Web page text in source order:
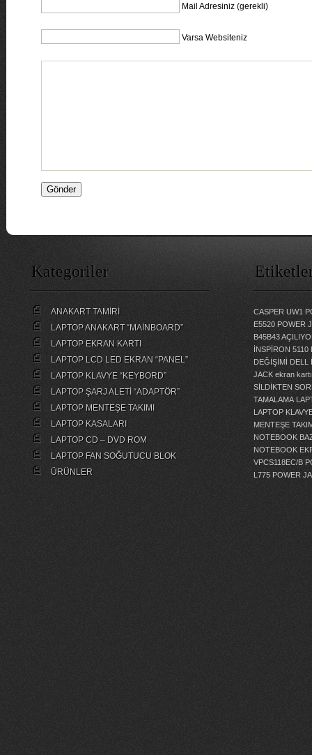
Mail Adresiniz (gerekli)
Varsa Websiteniz
Kategoriler
ANAKART TAMİRİ
LAPTOP ANAKART “MAİNBOARD”
LAPTOP EKRAN KARTI
LAPTOP LCD LED EKRAN “PANEL”
LAPTOP KLAVYE “KEYBORD”
LAPTOP ŞARJ ALETİ “ADAPTÖR”
LAPTOP MENTEŞE TAKIMI
LAPTOP KASALARI
LAPTOP CD – DVD ROM
LAPTOP FAN SOĞUTUCU BLOK
ÜRÜNLER
CASPER UW1
E5520 POWER
B45B43
İNSPİRON
DEĞİŞİMİ
DELL
JACK ekran
SİLDİKTEN
TAMALAMA
LAPTOP
MENTEŞE
NOTEBOOK
NOTEBOOK
VPCS118EC/B
L775 POWER